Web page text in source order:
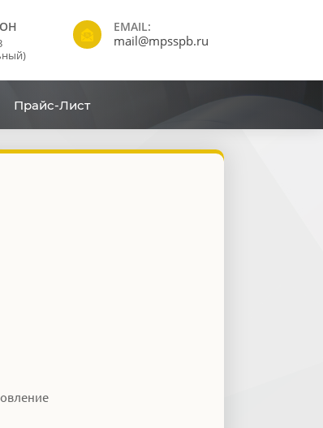
EMAIL:
mail@mpsspb.ru
Прайс-Лист